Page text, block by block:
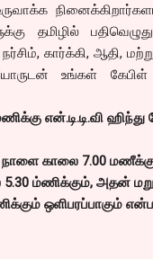
தமிழில்
கார்க்கி, ஆதி,
உங்கள்
என்.டி.டி.வி ஹிந்து
நாளை காலை 7.00
ம்ணிக்கும், அதன் மறு
ஒளிபரப்பாகும்